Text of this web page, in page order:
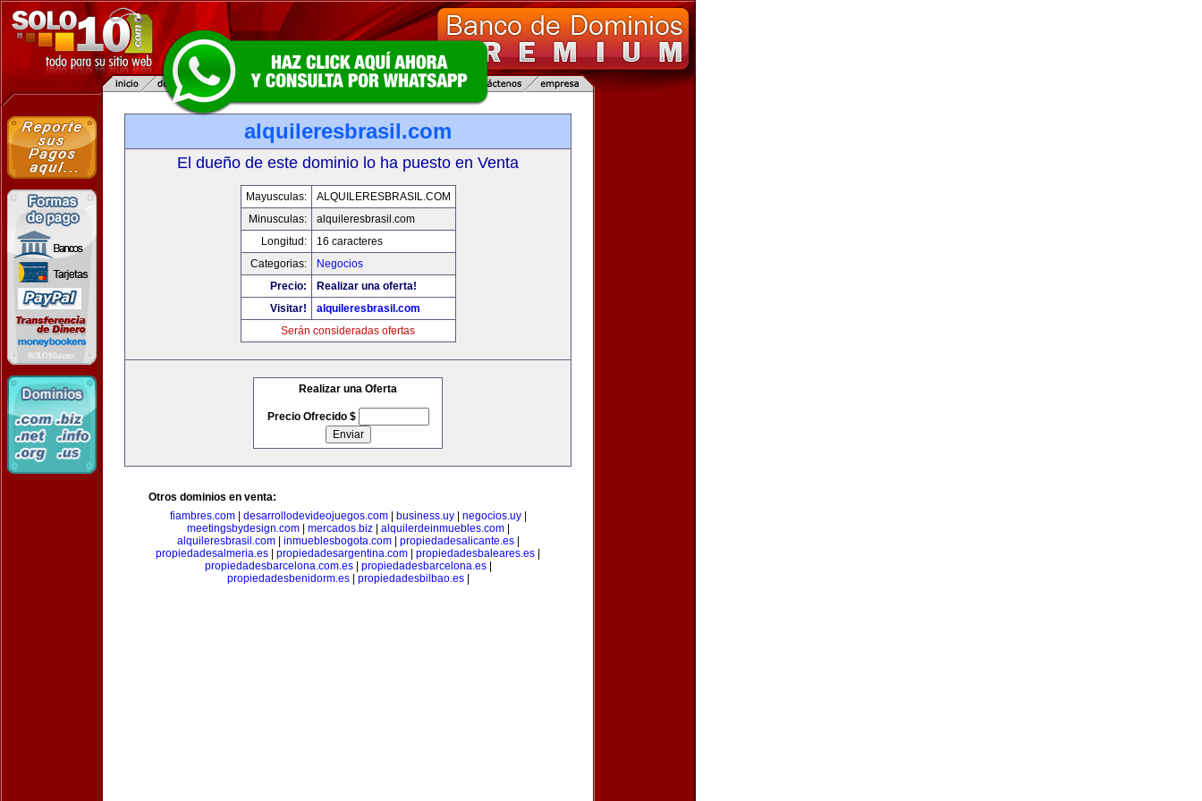
alquileresbrasil.com
El dueño de este dominio lo ha puesto en Venta
Mayusculas:
ALQUILERESBRASIL.COM
Minusculas:
alquileresbrasil.com
Longitud:
16 caracteres
Categorias:
Negocios
Precio:
Realizar una oferta!
Visitar!
alquileresbrasil.com
Serán consideradas ofertas
Realizar una Oferta
Precio Ofrecido $
Otros dominios en venta:
fiambres.com| desarrollodevideojuegos.com| business.uy| negocios.uy|
meetingsbydesign.com| mercados.biz| alquilerdeinmuebles.com|
alquileresbrasil.com| inmueblesbogota.com| propiedadesalicante.es|
propiedadesalmeria.es
propiedadesargentina.com propiedadesbaleares.es
propiedadesbarcelona.com.es| propiedadesbarcelona.es|
propiedadesbenidorm.es| propiedadesbilbao.es|